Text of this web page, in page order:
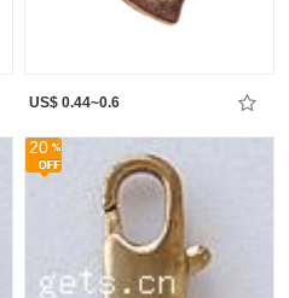
US$ 0.44~0.6
20